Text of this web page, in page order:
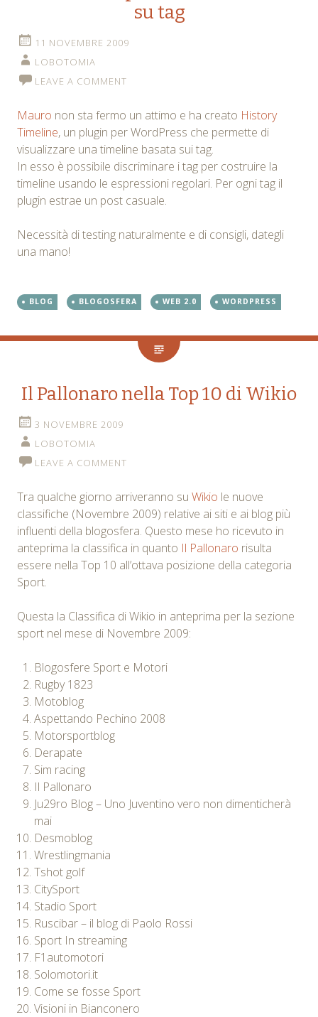
su tag
11 NOVEMBRE 2009
LOBOTOMIA
LEAVE A COMMENT
Mauro non sta fermo un attimo e ha creato History
Timeline, un plugin per WordPress che permette di
visualizzare una timeline basata sui tag.
In esso è possibile discriminare i tag per costruire la
timeline usando le espressioni regolari. Per ogni tag il
plugin estrae un post casuale.
Necessità di testing naturalmente e di consigli, dategli
una mano!
BLOG BLOGOSFERA WEB 2.0 WORDPRESS
Il Pallonaro nella Top 10 di Wikio
3 NOVEMBRE 2009
LOBOTOMIA
LEAVE A COMMENT
Tra qualche giorno arriveranno su Wikio le nuove
classifiche (Novembre 2009) relative ai siti e ai blog più
influenti della blogosfera. Questo mese ho ricevuto in
anteprima la classifica in quanto Il Pallonaro risulta
essere nella Top 10 all’ottava posizione della categoria
Sport.
Questa la Classifica di Wikio in anteprima per la sezione
sport nel mese di Novembre 2009:
Blogosfere Sport e Motori
Rugby 1823
Motoblog
Aspettando Pechino 2008
Motorsportblog
Derapate
Sim racing
Il Pallonaro
Ju29ro Blog – Uno Juventino vero non dimenticherà
mai
Desmoblog
Wrestlingmania
Tshot golf
CitySport
Stadio Sport
Ruscibar – il blog di Paolo Rossi
Sport In streaming
F1automotori
Solomotori.it
Come se fosse Sport
Visioni in Bianconero